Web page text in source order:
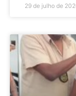
29 de julho de